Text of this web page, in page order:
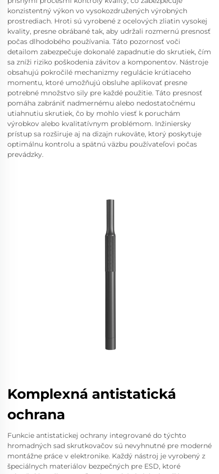
konzistentný výkon vo vysokozdružených výrobných
prostrediach. Hroti sú vyrobené z ocelových zliatin vysokej
kvality, presne obrábané tak, aby udržali rozmernú presnosť
počas dlhodobého používania. Táto pozornosť voči
detailom zabezpečuje dokonalé zapadnutie do skrutiek, čím
sa zníži riziko poškodenia závitov a komponentov. Nástroje
obsahujú pokročilé mechanizmy regulácie krútiaceho
momentu, ktoré umožňujú obsluhe aplikovať presne
potrebné množstvo sily pre každé použitie. Táto presnosť
pomáha zabrániť nadmernému alebo nedostatočnému
utiahnutiu skrutiek, čo by mohlo viesť k poruchám
výrobkov alebo kvalitatívnym problémom. Inžiniersky
prístup sa rozširuje aj na dizajn rukoväte, ktorý poskytuje
optimálnu kontrolu a spätnú väzbu používateľovi počas
prevádzky.
Komplexná antistatická
ochrana
Funkcie antistatickej ochrany integrované do týchto
hromadných sad skrutkovačov sú nevyhnutné pre moderné
montážne práce v elektronike. Každý nástroj je vyrobený z
špeciálnych materiálov bezpečných pre ESD, ktoré